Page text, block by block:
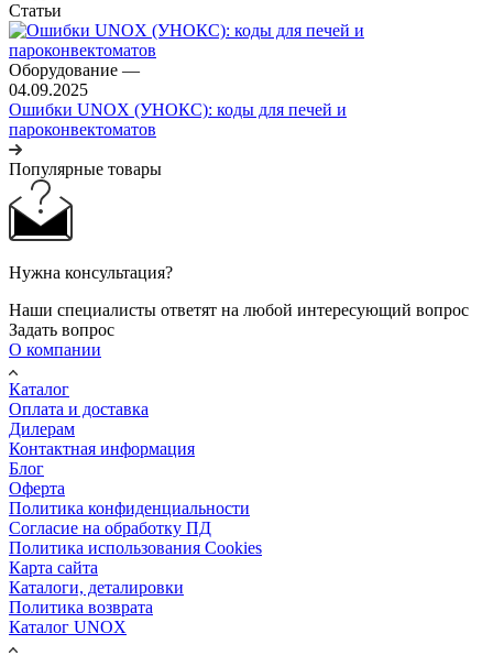
Статьи
Оборудование —
04.09.2025
Ошибки UNOX (УНОКС): коды для печей и
пароконвектоматов
Популярные товары
Нужна консультация?
Наши специалисты ответят на любой интересующий вопрос
Задать вопрос
О компании
Каталог
Оплата и доставка
Дилерам
Контактная информация
Блог
Оферта
Политика конфиденциальности
Согласие на обработку ПД
Политика использования Cookies
Карта сайта
Каталоги, деталировки
Политика возврата
Каталог UNOX